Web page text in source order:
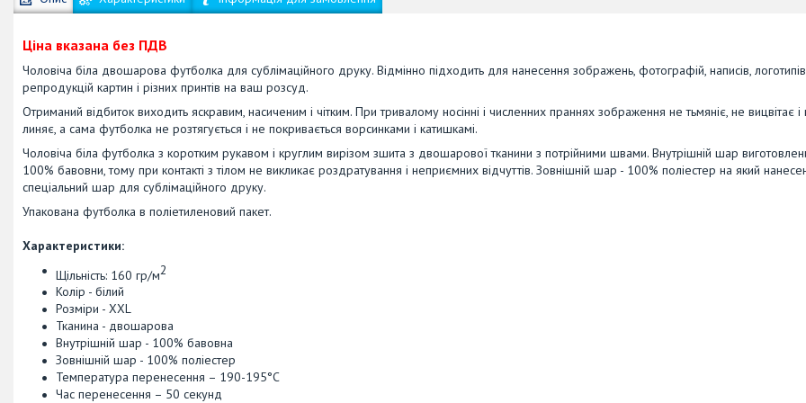
Ціна вказана без ПДВ
Чоловіча біла двошарова футболка для сублімаційного друку. Відмінно підходить для нанесення зображень, фотографій, написів,
репродукцій картин і різних принтів на ваш розсуд.
Отриманий відбиток виходить яскравим, насиченим і чітким. При тривалому носінні і численних праннях зображення не тьмяніє, не вицвітає і
линяє, а сама футболка не розтягується і не покривається ворсинками і катишкамі.
Чоловіча біла футболка з коротким рукавом і круглим вирізом зшита з двошарової тканини з потрійними швами. Внутрішній шар
100% бавовни, тому при контакті з тілом не викликає роздратування і неприємних відчуттів. Зовнішній шар - 100% поліестер на який
спеціальний шар для сублімаційного друку.
Упакована футболка в поліетиленовий пакет.
Характеристики:
Щільність: 160 гр/м2
Колір - білий
Розміри - XXL
Тканина - двошарова
Внутрішній шар - 100% бавовна
Зовнішній шар - 100% поліестер
Температура перенесення – 190-195°C
Час перенесення – 50 секунд